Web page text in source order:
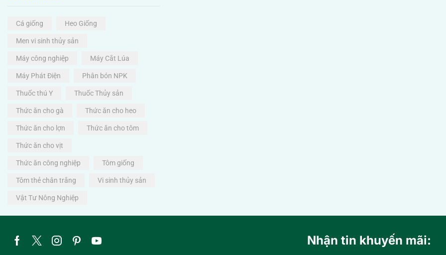
Cá giống Heo Giống
Men vi sinh thủy sản
Máy công nghiệp Máy Cắt Lúa
Máy Phát Điện Phân bón NPK
Thuốc thú Y Thuốc Thủy sản
Thức ăn cho gà Thức ăn cho heo
Thức ăn cho lợn Thức ăn cho tôm
Thức ăn cho vịt
Thức ăn công nghiệp Tôm giống
Tôm thẻ chân trắng Vi sinh thủy sản
Vật Tư Nông Nghiệp
Nhận tin khuyến mãi: